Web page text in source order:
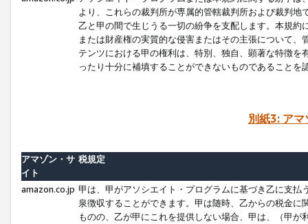
より、これらの裁判所が専属的管轄裁判所および裁判
乙と甲の間で生じうる一切の紛争を支配します。本規
または財産権の実質的な侵害またはその主張について
テンツにおける甲の権利は、特別、独自、顕著な特徴
ったり十分に補填することができないものであることを
別紙3: ア
アマゾン・サ
イト
税規定
amazon.co.jp 甲は、甲がアソシエイト・プログラムに基づき乙に支
泉徴収することができます。甲は随時、乙からの税金
ものの、乙が甲にこれを提供しない場合、甲は、（甲